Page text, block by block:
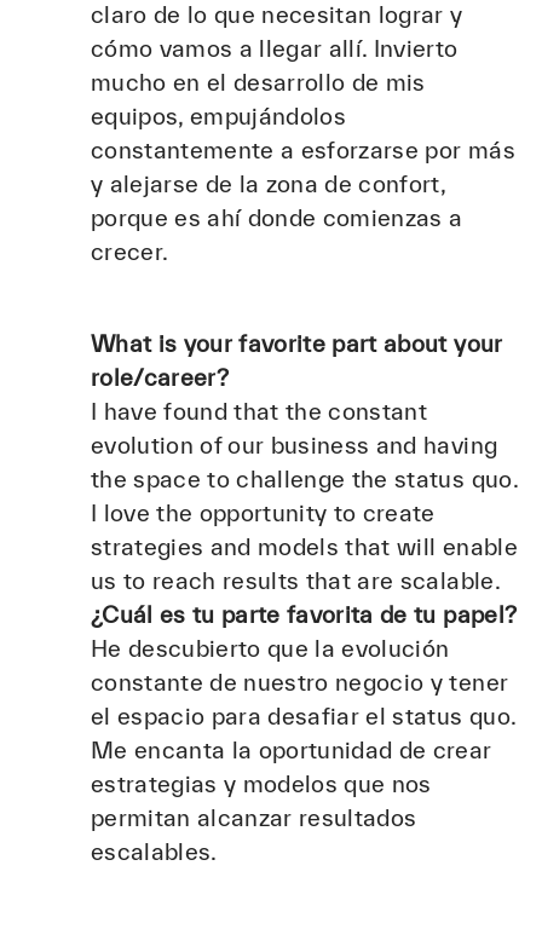
claro de lo que necesitan lograr y
cómo vamos a llegar allí. Invierto
mucho en el desarrollo de mis
equipos, empujándolos
constantemente a esforzarse por más
y alejarse de la zona de confort,
porque es ahí donde comienzas a
crecer.
What is your favorite part about your
role/career?
I have found that the constant
evolution of our business and having
the space to challenge the status quo.
I love the opportunity to create
strategies and models that will enable
us to reach results that are scalable.
¿Cuál es tu parte favorita de tu papel?
He descubierto que la evolución
constante de nuestro negocio y tener
el espacio para desafiar el status quo.
Me encanta la oportunidad de crear
estrategias y modelos que nos
permitan alcanzar resultados
escalables.